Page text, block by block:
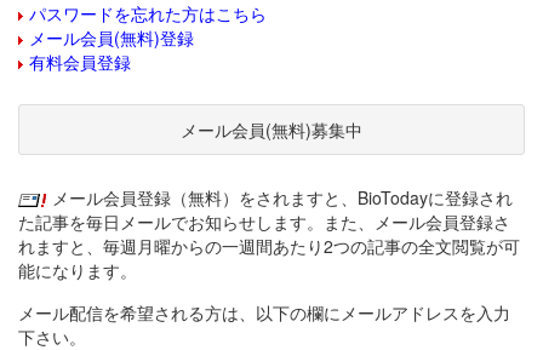
パスワードを忘れた方はこちら
メール会員(無料)登録
有料会員登録
メール会員(無料)募集中
メール会員登録（無料）をされますと、BioTodayに登録され
た記事を毎日メールでお知らせします。また、メール会員登録さ
れますと、毎週月曜からの一週間あたり2つの記事の全文閲覧が可
能になります。
メール配信を希望される方は、以下の欄にメールアドレスを入力
下さい。